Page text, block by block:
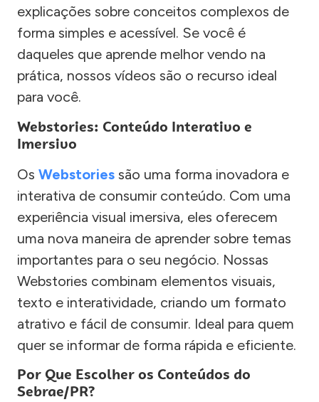
explicações sobre conceitos complexos de
forma simples e acessível. Se você é
daqueles que aprende melhor vendo na
prática, nossos vídeos são o recurso ideal
para você.
Webstories: Conteúdo Interativo e
Imersivo
Os Webstories são uma forma inovadora e
interativa de consumir conteúdo. Com uma
experiência visual imersiva, eles oferecem
uma nova maneira de aprender sobre temas
importantes para o seu negócio. Nossas
Webstories combinam elementos visuais,
texto e interatividade, criando um formato
atrativo e fácil de consumir. Ideal para quem
quer se informar de forma rápida e eficiente.
Por Que Escolher os Conteúdos do
Sebrae/PR?